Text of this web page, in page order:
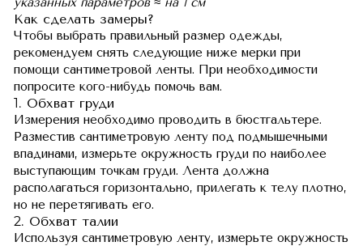
Как сделать замеры?
Чтобы выбрать правильный размер одежды,
рекомендуем снять следующие ниже мерки при
помощи сантиметровой ленты. При необходимости
попросите кого-нибудь помочь вам.
1. Обхват груди
Измерения необходимо проводить в бюстгальтере.
Разместив сантиметровую ленту под подмышечными
впадинами, измерьте окружность груди по наиболее
выступающим точкам груди. Лента должна
располагаться горизонтально, прилегать к телу плотно,
но не перетягивать его.
2. Обхват талии
Используя сантиметровую ленту, измерьте окружность